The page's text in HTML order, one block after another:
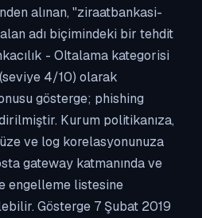
alınan, "ziraatbankasi-
adı biçimindeki bir tehdit
- Oltalama kategorisi
4/10) olarak
gösterge; phishing
Kurum politikanıza,
ve log korelasyonunuza
gateway katmanında ve
engelleme listesine
Gösterge 7 Şubat 2019